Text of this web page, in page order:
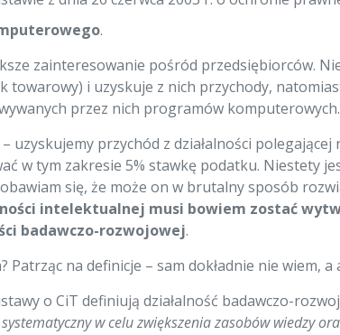
.
zainteresowanie pośród przedsiębiorców.
towarowy) i uzyskuje z nich przychody,
przez nich programów komputerowych.
uzyskujemy przychód z działalności
w tym zakresie 5% stawkę podatku. Niestety
się, że może on w brutalny sposób
intelektualnej musi bowiem zostać
badawczo-rozwojowej.
Patrząc na definicje – sam dokładnie nie wiem,
o CiT definiują działalność badawczo-
w celu zwiększenia zasobów wiedzy